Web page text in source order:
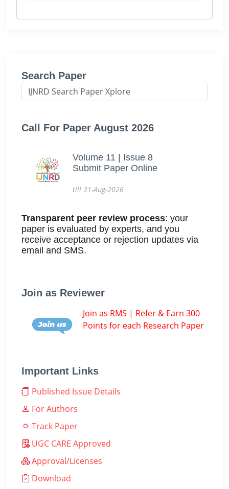
Search Paper
Call For Paper August 2026
Volume 11 | Issue 8
Submit Paper Online
till 31-Aug-2026
Transparent peer review process: your
paper is evaluated by experts, and you
receive acceptance or rejection updates via
email and SMS.
Join as Reviewer
Join as RMS | Refer & Earn 300
Points for each Research Paper
Important Links
Published Issue Details
For Authors
Track Paper
UGC CARE Approved
Approval/Licenses
Download